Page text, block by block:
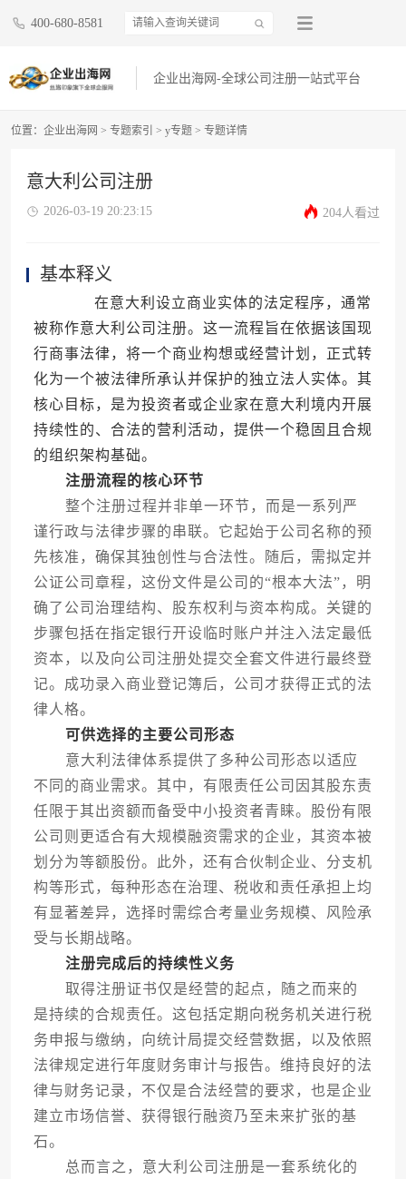
400-680-8581
企业出海网-全球公司注册一站式平台
位置： 企业出海网 > 专题索引 > y专题 > 专题详情
意大利公司注册
2026-03-19 20:23:15 204人看过
基本释义
在意大利设立商业实体的法定程序，通常
被称作意大利公司注册。这一流程旨在依据该国现
行商事法律，将一个商业构想或经营计划，正式转
化为一个被法律所承认并保护的独立法人实体。其
核心目标，是为投资者或企业家在意大利境内开展
持续性的、合法的营利活动，提供一个稳固且合规
的组织架构基础。
注册流程的核心环节
整个注册过程并非单一环节，而是一系列严
谨行政与法律步骤的串联。它起始于公司名称的预
先核准，确保其独创性与合法性。随后，需拟定并
公证公司章程，这份文件是公司的“根本大法”，明
确了公司治理结构、股东权利与资本构成。关键的
步骤包括在指定银行开设临时账户并注入法定最低
资本，以及向公司注册处提交全套文件进行最终登
记。成功录入商业登记簿后，公司才获得正式的法
律人格。
可供选择的主要公司形态
意大利法律体系提供了多种公司形态以适应
不同的商业需求。其中，有限责任公司因其股东责
任限于其出资额而备受中小投资者青睐。股份有限
公司则更适合有大规模融资需求的企业，其资本被
划分为等额股份。此外，还有合伙制企业、分支机
构等形式，每种形态在治理、税收和责任承担上均
有显著差异，选择时需综合考量业务规模、风险承
受与长期战略。
注册完成后的持续性义务
取得注册证书仅是经营的起点，随之而来的
是持续的合规责任。这包括定期向税务机关进行税
务申报与缴纳，向统计局提交经营数据，以及依照
法律规定进行年度财务审计与报告。维持良好的法
律与财务记录，不仅是合法经营的要求，也是企业
建立市场信誉、获得银行融资乃至未来扩张的基
石。
总而言之，意大利公司注册是一套系统化的